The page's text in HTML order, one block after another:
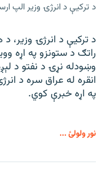
د ترکیې د انرژۍ وزیر الپ
د ترکیې د انرژۍ وزیر،
راتګ د ستونزو په اړه
وښودله نړۍ د نفتو د لېږد
انقره له عراق سره د
په اړه خبرې کوي.
نور ولولئ ...